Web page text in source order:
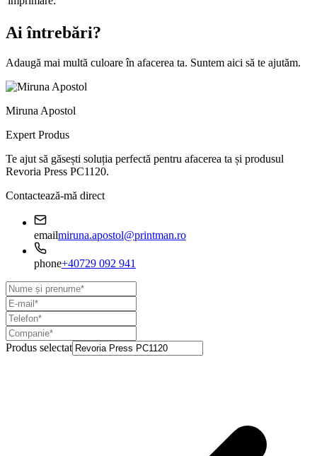
Ai întrebări?
Adaugă mai multă culoare în afacerea ta. Suntem aici să te ajutăm.
Miruna Apostol
Expert Produs
Te ajut să găsești soluția perfectă pentru afacerea ta și produsul
Revoria Press PC1120.
Contactează-mă direct
emailmiruna.apostol@printman.ro
phone+40729 092 941
Produs selectat